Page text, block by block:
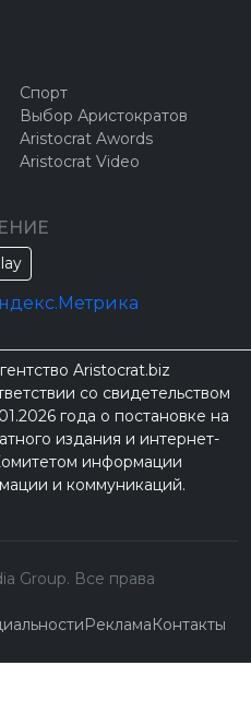
Спорт
Выбор Аристократов
Aristocrat Awords
Aristocrat Video
Aristocrat.biz
со свидетельством
года о постановке на
издания и интернет-
информации
и коммуникаций.
Group. Все права
РекламаКонтакты